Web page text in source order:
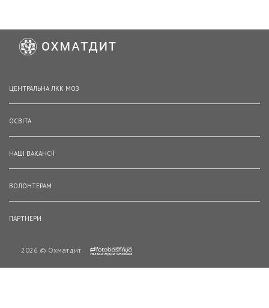
ЦЕНТРАЛЬНА ЛКК МОЗ
ОСВІТА
НАШІ ВАКАНСІЇ
ВОЛОНТЕРАМ
ПАРТНЕРИ
2026 © Охматдит